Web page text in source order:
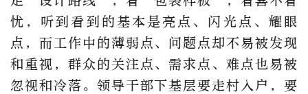
忧，听到看到的基本是亮点、闪光点、耀眼
点，而工作中的薄弱点、问题点却不易被发现
和重视，群众的关注点、需求点、难点也易被
忽视和冷落。领导干部下基层要走村入户，要